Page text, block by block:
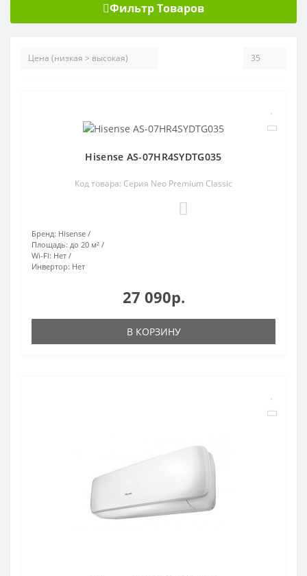
Фильтр Товаров
Hisense AS-07HR4SYDTG035
Код товара: Серия Neo Premium Classic
Бренд: Hisense
Площадь: до 20 м²
Wi-Fi: Нет
Инвертор: Нет
27 090р.
В КОРЗИНУ